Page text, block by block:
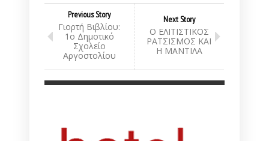
Previous Story
Γιορτή Βιβλίου:
1ο Δημοτικό
Σχολείο
Αργοστολίου
Next Story
Ο ΕΛΙΤΙΣΤΙΚΟΣ
ΡΑΤΣΙΣΜΟΣ ΚΑΙ
Η ΜΑΝΤΙΛΑ